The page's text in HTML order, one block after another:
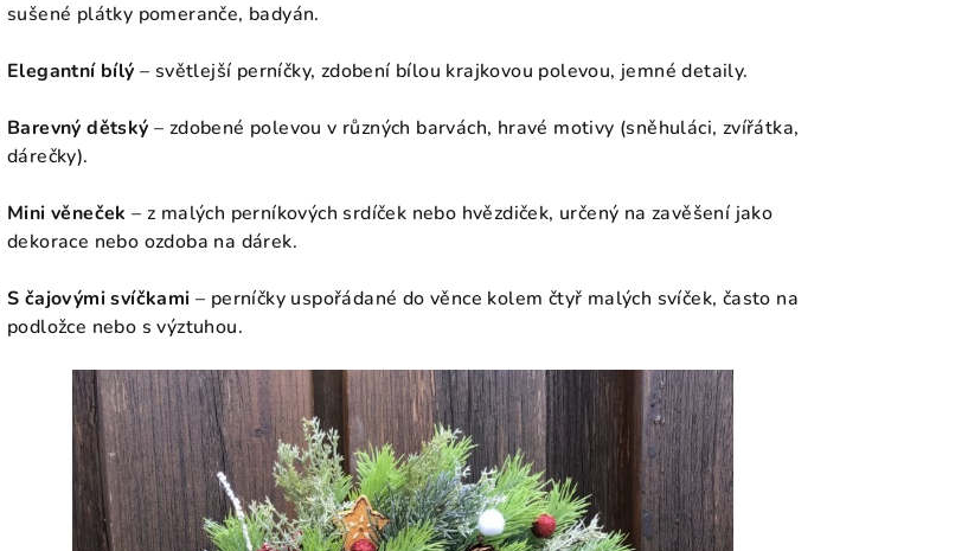
sušené plátky pomeranče, badyán.
Elegantní bílý – světlejší perníčky, zdobení bílou krajkovou polevou, jemné detaily.
Barevný dětský – zdobené polevou v různých barvách, hravé motivy (sněhuláci, zvířátka,
dárečky).
Mini věneček – z malých perníkových srdíček nebo hvězdiček, určený na zavěšení jako
dekorace nebo ozdoba na dárek.
S čajovými svíčkami – perníčky uspořádané do věnce kolem čtyř malých svíček, často na
podložce nebo s výztuhou.